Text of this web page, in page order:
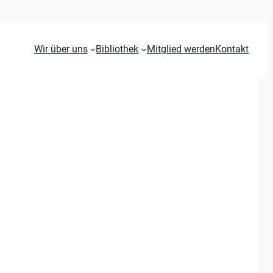
Wir über uns Bibliothek Mitglied werdenKontakt